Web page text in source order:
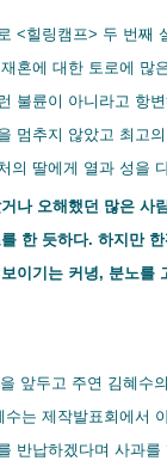
<힐링캠프> 두 번째
혼에 대한 토로에 많
불륜이 아니라고 항
멈추지 않았고 최고
의 딸에게 열과 성을
나 오해했던 많은 사
한 듯하다. 하지만
이기는 커녕, 분노를
앞두고 주연 김혜수
수는 제작발표회에서
반납하겠다며 사과